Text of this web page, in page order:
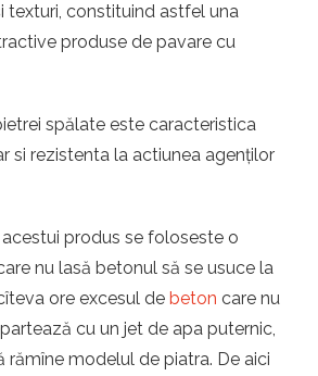
texturi, constituind astfel una
produse de pavare cu
spălate este caracteristica
si rezistenta la actiunea agenților
produs se foloseste o
nu lasă betonul să se usuce la
ore excesul de beton care nu
cu un jet de apa puternic,
rămîne modelul de piatra. De aici